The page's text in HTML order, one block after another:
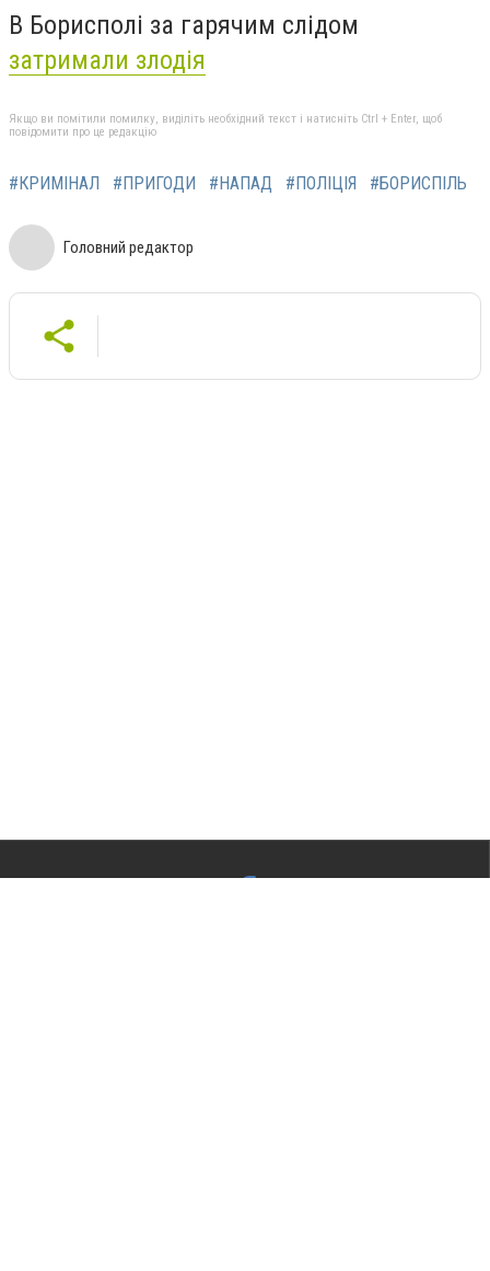
В Борисполі за гарячим слідом
затримали злодія
Якщо ви помітили помилку, виділіть необхідний текст і натисніть Ctrl + Enter, щоб
повідомити про це редакцію
#КРИМІНАЛ #ПРИГОДИ #НАПАД #ПОЛІЦІЯ #БОРИСПІЛЬ
Головний редактор